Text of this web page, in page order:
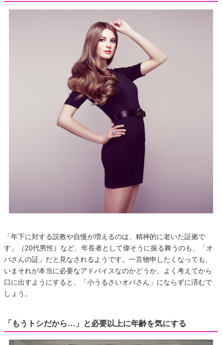
「年下に対する説教や自慢が増えるのは、精神的に老いた証拠で
す」（20代男性）など、年長者として偉そうに振る舞うのも、「オ
バさんの証」だと見なされるようです。一言物申したくなっても、
いまそれが本当に必要なアドバイスなのかどうか、よく考えてから
口に出すようにすると、「小うるさいオバさん」にならずに済むで
しょう。
「もうトシだから…」と必要以上に年齢を気にする